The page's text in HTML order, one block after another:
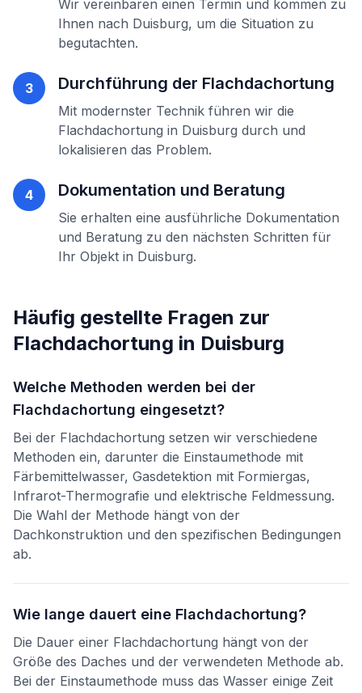
Wir vereinbaren einen Termin und kommen zu
Ihnen nach Duisburg, um die Situation zu
begutachten.
3 Durchführung der Flachdachortung
Mit modernster Technik führen wir die
Flachdachortung in Duisburg durch und
lokalisieren das Problem.
4 Dokumentation und Beratung
Sie erhalten eine ausführliche Dokumentation
und Beratung zu den nächsten Schritten für
Ihr Objekt in Duisburg.
Häufig gestellte Fragen zur
Flachdachortung in Duisburg
Welche Methoden werden bei der
Flachdachortung eingesetzt?
Bei der Flachdachortung setzen wir verschiedene
Methoden ein, darunter die Einstaumethode mit
Färbemittelwasser, Gasdetektion mit Formiergas,
Infrarot-Thermografie und elektrische Feldmessung.
Die Wahl der Methode hängt von der
Dachkonstruktion und den spezifischen Bedingungen
ab.
Wie lange dauert eine Flachdachortung?
Die Dauer einer Flachdachortung hängt von der
Größe des Daches und der verwendeten Methode ab.
Bei der Einstaumethode muss das Wasser einige Zeit